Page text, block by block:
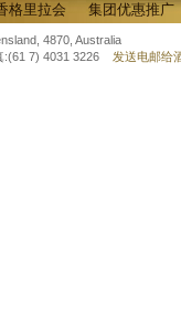
格里拉会 集团优惠推广
4870, Australia
:(61 7) 4031 3226 发送电邮给